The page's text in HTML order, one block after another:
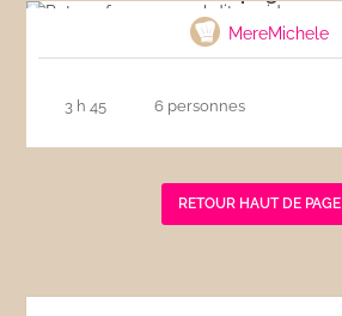
MereMichele
3 h 45 6 personnes
RETOUR HAUT DE PAGE